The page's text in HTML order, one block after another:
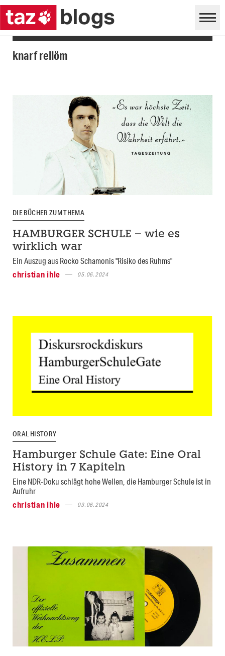
knarf rellöm
DIE BÜCHER ZUM THEMA
HAMBURGER SCHULE – wie es
wirklich war
Ein Auszug aus Rocko Schamonis "Risiko des Ruhms"
christian ihle
05.06.2024
ORAL HISTORY
Hamburger Schule Gate: Eine Oral
History in 7 Kapiteln
Eine NDR-Doku schlägt hohe Wellen, die Hamburger Schule ist in
Aufruhr
christian ihle
03.06.2024